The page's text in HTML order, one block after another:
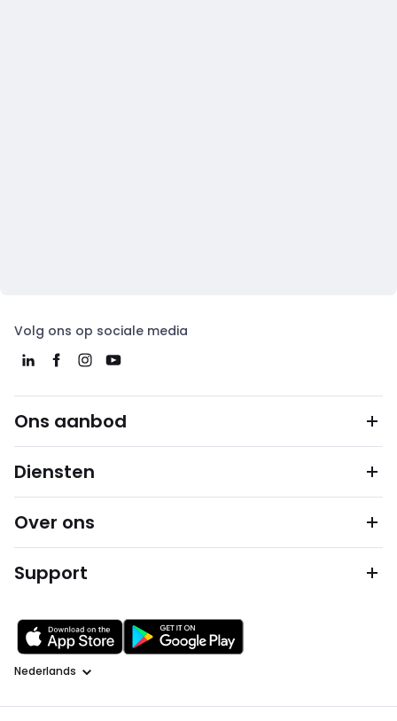
Volg ons op sociale media
Ons aanbod
Diensten
Over ons
Support
Taal